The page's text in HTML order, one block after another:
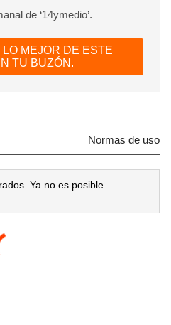
favorito, primero has de
de 14ymedio.
de ‘14ymedio’.
MEJOR DE ESTE
TU BUZÓN.
Normas de uso
Ya no es posible